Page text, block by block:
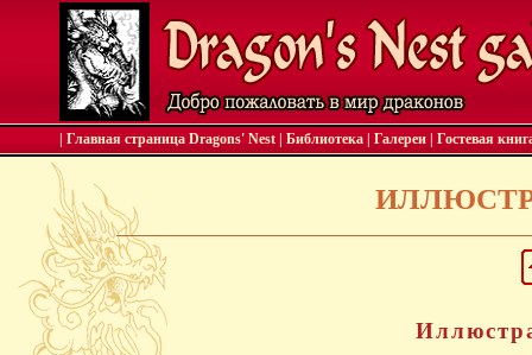
| Главная страница Dragons' Nest Библиотека Галереи Гостевая